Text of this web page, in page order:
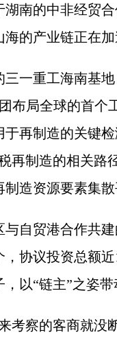
南的中非经贸
的产业链正在加
重工海南基地
布局全球的首个
再制造的关键
再制造的相关路
造资源要素集散
贸港合作共建
，协议投资总额
以“链主”之姿带
察的客商就没